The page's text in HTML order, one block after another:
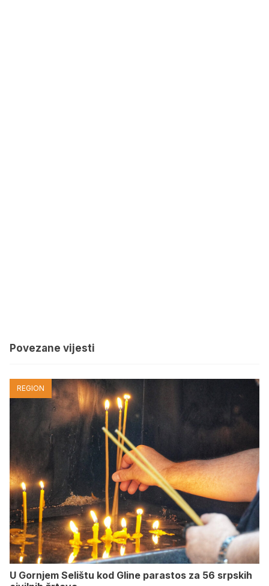
Povezane vijesti
REGION
U Gornjem Selištu kod Gline parastos za 56 srpskih